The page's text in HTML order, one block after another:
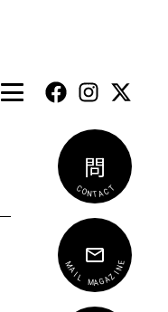
C
ONTA
C
T
問
M
A
ILMA
G
A
Z
I
N
E